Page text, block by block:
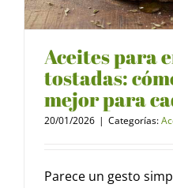
Aceites para
tostadas:
mejor para
20/01/2026 | Categorías:
Parece un gesto